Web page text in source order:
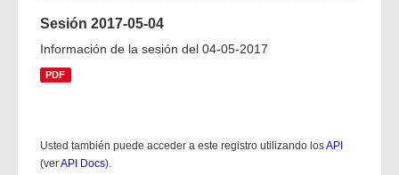
Sesión 2017-05-04
Información de la sesión del 04-05-2017
PDF
Usted también puede acceder a este registro utilizando losAPI
(verAPI Docs).